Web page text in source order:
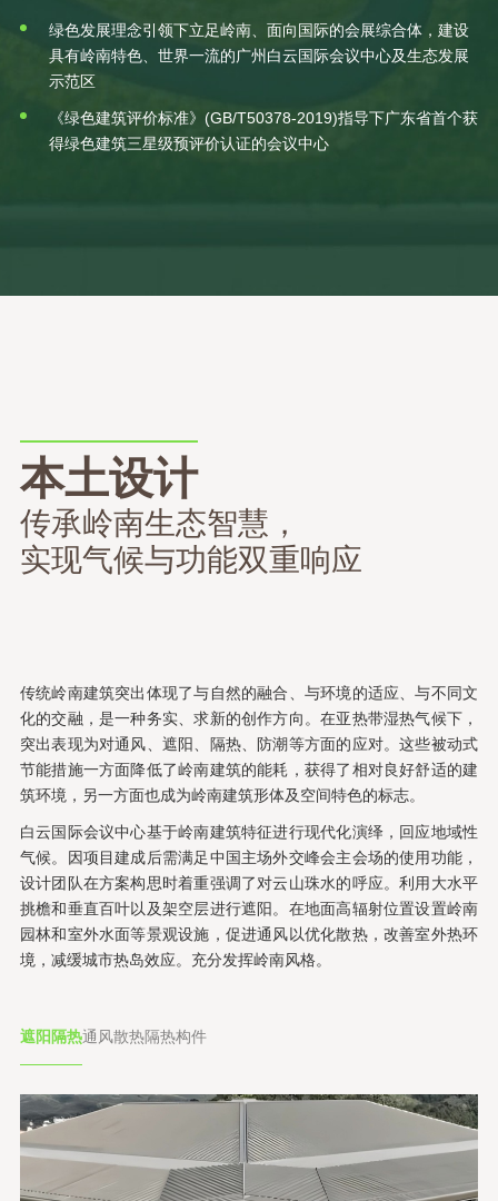
绿色发展理念引领下立足岭南、面向国际的会展综合体，建设
具有岭南特色、世界一流的广州白云国际会议中心及生态发展
示范区
《绿色建筑评价标准》(GB/T50378-2019)指导下广东省首个获
得绿色建筑三星级预评价认证的会议中心
本土设计
传承岭南生态智慧，
实现气候与功能双重响应
传统岭南建筑突出体现了与自然的融合、与环境的适应、与不同文
化的交融，是一种务实、求新的创作方向。在亚热带湿热气候下，
突出表现为对通风、遮阳、隔热、防潮等方面的应对。这些被动式
节能措施一方面降低了岭南建筑的能耗，获得了相对良好舒适的建
筑环境，另一方面也成为岭南建筑形体及空间特色的标志。
白云国际会议中心基于岭南建筑特征进行现代化演绎，回应地域性
气候。因项目建成后需满足中国主场外交峰会主会场的使用功能，
设计团队在方案构思时着重强调了对云山珠水的呼应。利用大水平
挑檐和垂直百叶以及架空层进行遮阳。在地面高辐射位置设置岭南
园林和室外水面等景观设施，促进通风以优化散热，改善室外热环
境，减缓城市热岛效应。充分发挥岭南风格。
遮阳隔热通风散热隔热构件